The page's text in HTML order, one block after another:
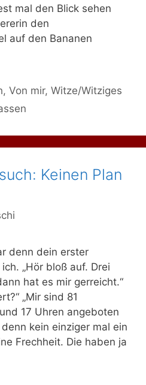
mal den Blick sehen
den
auf den Bananen
,Von mir,Witze/Witziges
Keinen Plan
denn dein erster
„Hör bloß auf. Drei
hat es mir gerreicht.“
„Mir sind 81
17 Uhren angeboten
kein einziger mal ein
Frechheit. Die haben ja